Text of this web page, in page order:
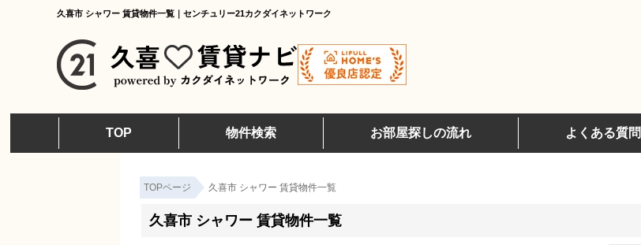
久喜市 シャワー 賃貸物件一覧｜センチュリー21カクダイネットワーク
TOP 物件検索 お部屋探しの流れ よくある質問
TOPページ 久喜市 シャワー 賃貸物件一覧
久喜市 シャワー 賃貸物件一覧